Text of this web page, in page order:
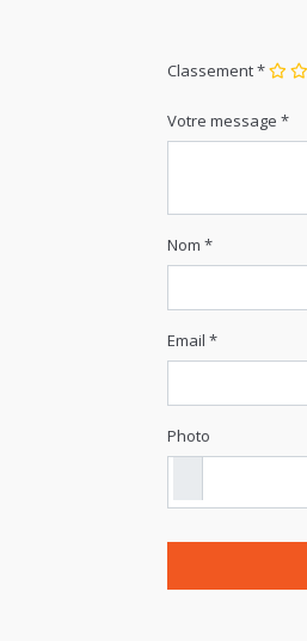
Classement *
Votre message *
Nom *
Email *
Photo